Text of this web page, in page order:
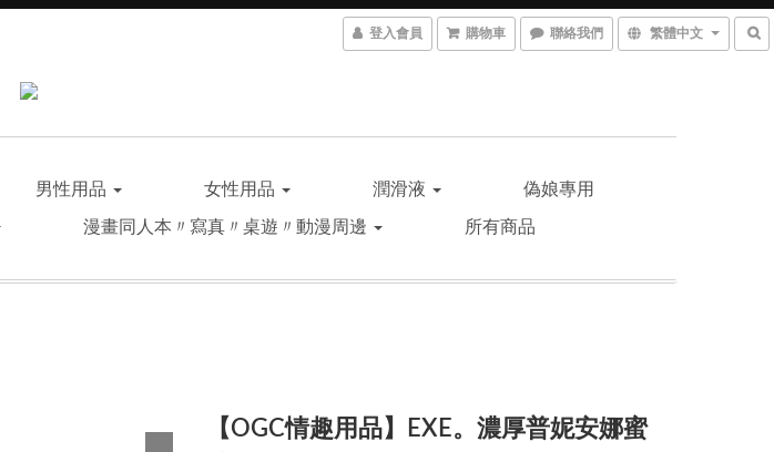
登入會員 購物車 聯絡我們 繁體中文
男性用品 女性用品 潤滑液 偽娘專用
漫畫同人本〃寫真〃桌遊〃動漫周邊 所有商品
【OGC情趣用品】EXE。濃厚普妮安娜蜜